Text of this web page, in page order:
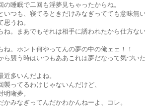
の睡眠で二回も淫夢見ちゃったからね。
いつも、寝てるときだけみなぎってても意味無
うね。
ね。まあでもそれは相手に誘われたから仕方な
ね。ホント何やってんの夢の中の俺ェェ！！
ら襲う時はいつもああこれは夢だなって気づい
多いんだよね。
襲ってるわけじゃないんだけど、
晰夢。
かみなぎってんだかわかんねーよ、コレ。